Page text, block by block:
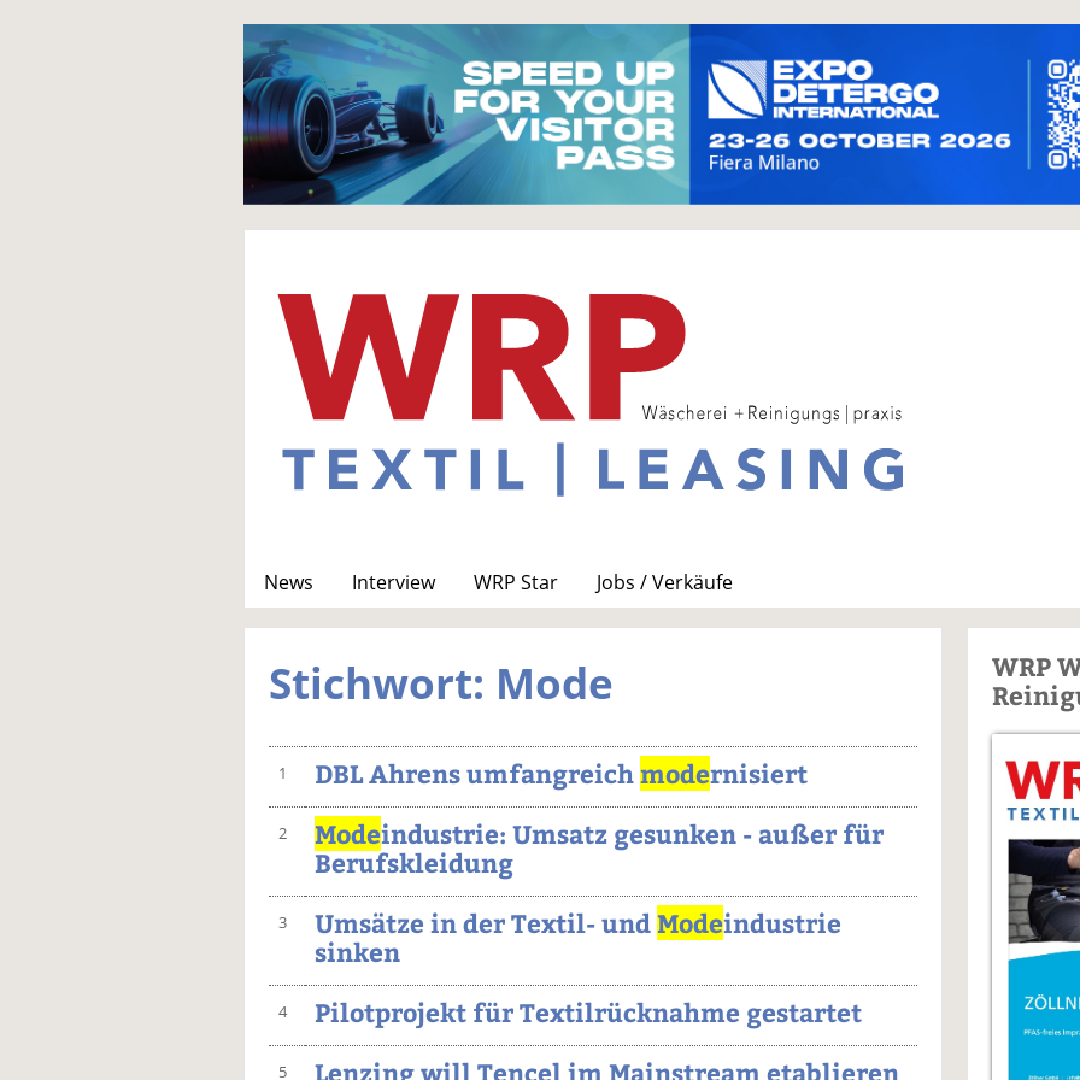
News Interview WRP Star
Jobs / Verkäufe
Stichwort: Mode
1 DBL Ahrens umfangreichmodernisiert
2 Modeindustrie: Umsatz gesunken - außer für
Berufskleidung
3 Umsätze in der Textil- undModeindustrie
sinken
4 Pilotprojekt für Textilrücknahme gestartet
5 Lenzing will Tencel im Mainstream etablieren
WRP